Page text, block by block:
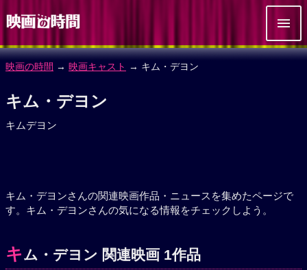
映画の時間 → 映画キャスト → キム・デヨン
キム・デヨン
キムデヨン
キム・デヨンさんの関連映画作品・ニュースを集めたページで
す。キム・デヨンさんの気になる情報をチェックしよう。
キム・デヨン 関連映画 1作品